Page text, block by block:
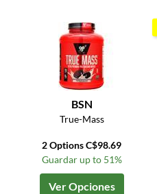
BSN
True-Mass
2 Options C$98.69
Guardar up to 51%
Ver Opciones